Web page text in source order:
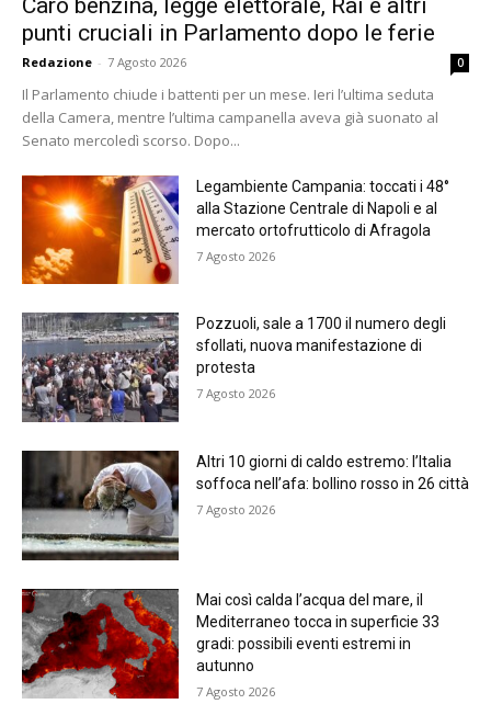
punti cruciali in Parlamento dopo le ferie
Redazione - 7 Agosto 2026 0
Il Parlamento chiude i battenti per un mese. Ieri l’ultima seduta
della Camera, mentre l’ultima campanella aveva già suonato al
Senato mercoledì scorso. Dopo...
Legambiente Campania: toccati i 48°
alla Stazione Centrale di Napoli e al
mercato ortofrutticolo di Afragola
7 Agosto 2026
Pozzuoli, sale a 1700 il numero degli
sfollati, nuova manifestazione di
protesta
7 Agosto 2026
Altri 10 giorni di caldo estremo: l’Italia
soffoca nell’afa: bollino rosso in 26 città
7 Agosto 2026
Mai così calda l’acqua del mare, il
Mediterraneo tocca in superficie 33
gradi: possibili eventi estremi in
autunno
7 Agosto 2026